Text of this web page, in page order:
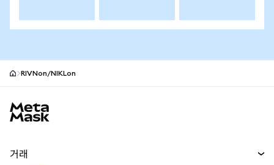
RIVNon/NIKLon
거래